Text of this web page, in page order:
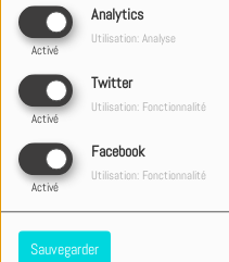
Analytics
Activé
Utilisation: Analyse
Twitter
Activé
Utilisation: Fonctionnalité
Facebook
Activé
Utilisation: Fonctionnalité
Sauvegarder
David Republic - A la fin (Vidéo
Officielle)
Rabbi Le Prince - Console-Moi